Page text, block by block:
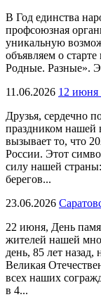
В Год единства
профсоюзная
уникальную
объявляем о
Родные. Разные».
11.06.2026 12 июня
Друзья, сердечно
праздником нашей
вызывает то, что
России. Этот
силу нашей
берегов...
23.06.2026
22 июня, День
жителей нашей
день, 85 лет назад,
Великая
всех наших
в 4...